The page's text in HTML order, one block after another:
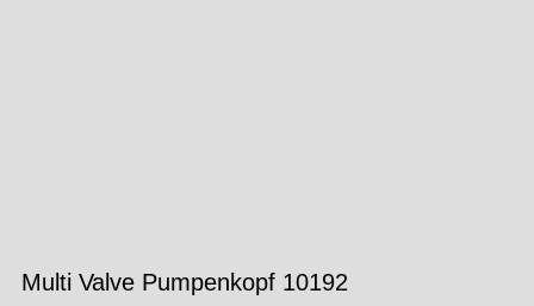
Multi Valve Pumpenkopf 10192